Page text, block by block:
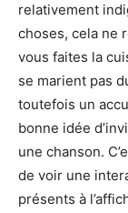
relativement
choses, cela ne
vous faites la
se marient pas
toutefois un
bonne idée
une chanson.
de voir une
présents à